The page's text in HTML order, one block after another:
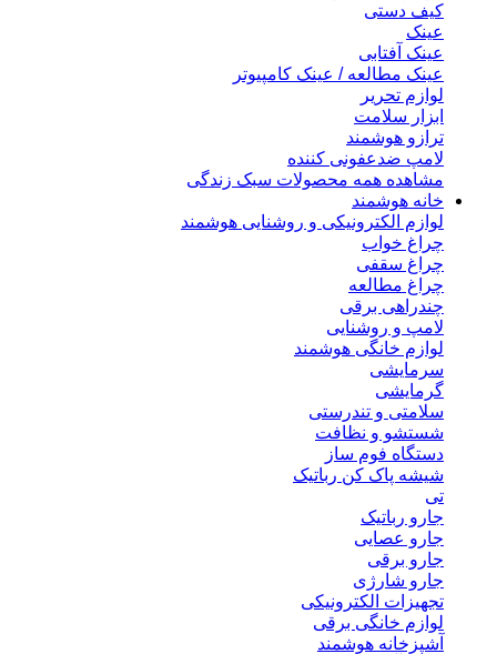
کیف دستی
عینک
عینک آفتابی
عینک مطالعه / عینک کامپیوتر
لوازم تحریر
ابزار سلامت
ترازو هوشمند
لامپ ضدعفونی کننده
مشاهده همه محصولات سبک زندگی
خانه هوشمند
لوازم الکترونیکی و روشنایی هوشمند
چراغ خواب
چراغ سقفی
چراغ مطالعه
چندراهی برقی
لامپ و روشنایی
لوازم خانگی هوشمند
سرمایشی
گرمایشی
سلامتی و تندرستی
شستشو و نظافت
دستگاه فوم ساز
شیشه پاک کن رباتیک
تی
جارو رباتیک
جارو عصایی
جارو برقی
جارو شارژی
تجهیزات الکترونیکی
لوازم خانگی برقی
آشپزخانه هوشمند